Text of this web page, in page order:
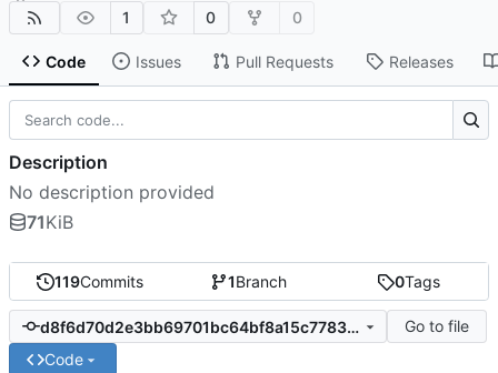
1 0 0
Code Issues Pull Requests Releases
119Commits 1Branch 0Tags
d8f6d70d2e3bb69701bc64bf8a15c77831adcde0
Go to file
Code
Description
No description provided
71KiB